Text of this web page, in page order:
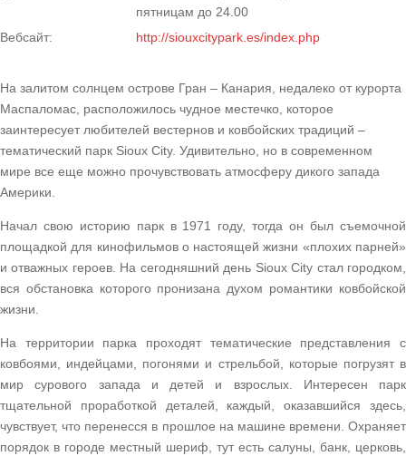
пятницам до 24.00
Вебсайт:
http://siouxcitypark.es/index.php
На залитом солнцем острове Гран – Канария, недалеко от курорта
Маспаломас, расположилось чудное местечко, которое
заинтересует любителей вестернов и ковбойских традиций –
тематический парк Sioux City. Удивительно, но в современном
мире все еще можно прочувствовать атмосферу дикого запада
Америки.
Начал свою историю парк в 1971 году, тогда он был съемочной
площадкой для кинофильмов о настоящей жизни «плохих парней»
и отважных героев. На сегодняшний день Sioux City стал городком,
вся обстановка которого пронизана духом романтики ковбойской
жизни.
На территории парка проходят тематические представления с
ковбоями, индейцами, погонями и стрельбой, которые погрузят в
мир сурового запада и детей и взрослых. Интересен парк
тщательной проработкой деталей, каждый, оказавшийся здесь,
чувствует, что перенесся в прошлое на машине времени. Охраняет
порядок в городе местный шериф, тут есть салуны, банк, церковь,